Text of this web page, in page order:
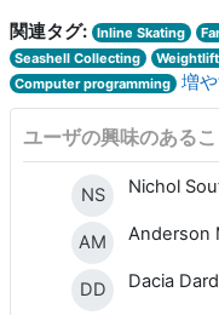
関連タグ: Inline Skating
Seashell Collecting
Computer programming
増
ユーザの興味のあるこ
NS Nichol
AM Anderson
DD Dacia